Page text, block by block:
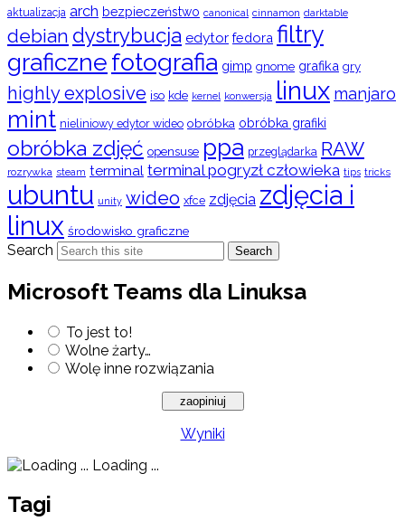
aktualizacja arch bezpieczeństwo canonical cinnamon darktable
debian dystrybucja edytor fedora filtry
graficznefotografia gimp gnome grafika gry
highly explosive iso kde kernel konwersja linux manjaro
mint nieliniowy edytor wideo obróbka obróbka grafiki
obróbka zdjęć opensuse ppa przeglądarka RAW
rozrywka steam terminal terminal pogryzł człowieka tips tricks
ubuntu unity wideo xfce zdjęcia zdjęcia i
linux środowisko graficzne
Search Search
Microsoft Teams dla Linuksa
To jest to!
Wolne żarty…
Wolę inne rozwiązania
Wyniki
Loading ...
Tagi